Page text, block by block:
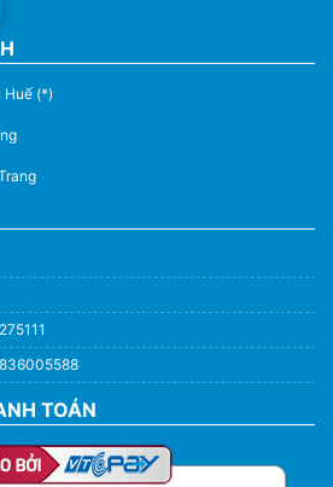
Huế (*)
TOÁN